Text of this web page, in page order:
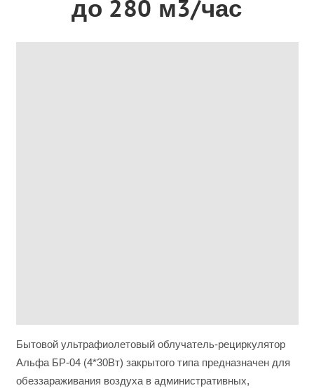
до 280 м3/час
Бытовой ультрафиолетовый облучатель-рециркулятор
Альфа БР-04 (4*30Вт) закрытого типа предназначен для
обеззараживания воздуха в административных,